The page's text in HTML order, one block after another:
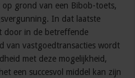
grond van een Bibob-toets,
In dat laatste
door in de betreffende
van vastgoedtransacties wordt
met deze mogelijkheid,
een succesvol middel kan zijn